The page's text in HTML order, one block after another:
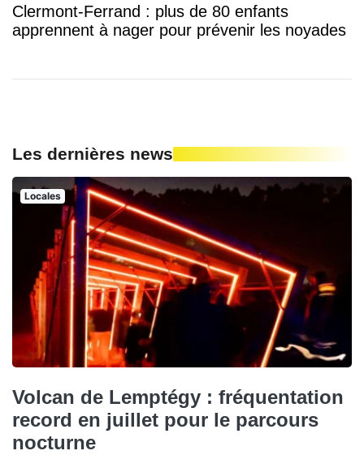
Clermont-Ferrand : plus de 80 enfants
apprennent à nager pour prévenir les noyades
Les dernières news
Locales
Volcan de Lemptégy : fréquentation
record en juillet pour le parcours
nocturne